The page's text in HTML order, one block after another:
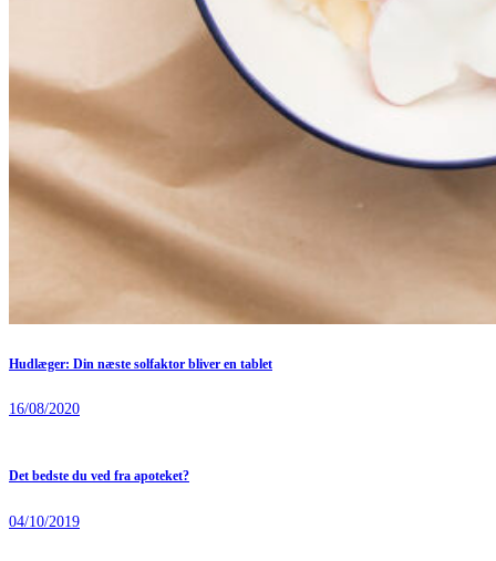
Hudlæger: Din næste solfaktor bliver en tablet
16/08/2020
Det bedste du ved fra apoteket?
04/10/2019